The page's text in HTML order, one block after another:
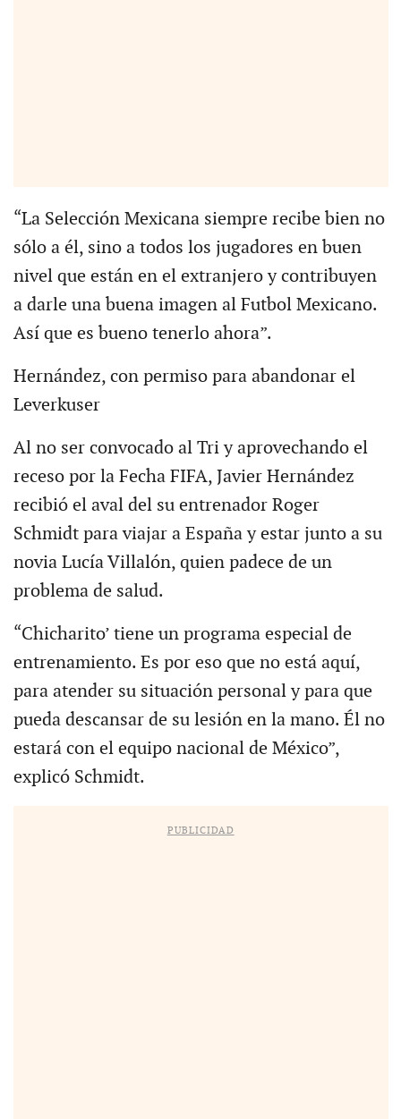
“La Selección Mexicana siempre recibe bien no
sólo a él, sino a todos los jugadores en buen
nivel que están en el extranjero y contribuyen
a darle una buena imagen al Futbol Mexicano.
Así que es bueno tenerlo ahora”.
Hernández, con permiso para abandonar el
Leverkuser
Al no ser convocado al Tri y aprovechando el
receso por la Fecha FIFA, Javier Hernández
recibió el aval del su entrenador Roger
Schmidt para viajar a España y estar junto a su
novia Lucía Villalón, quien padece de un
problema de salud.
“Chicharito’ tiene un programa especial de
entrenamiento. Es por eso que no está aquí,
para atender su situación personal y para que
pueda descansar de su lesión en la mano. Él no
estará con el equipo nacional de México”,
explicó Schmidt.
PUBLICIDAD